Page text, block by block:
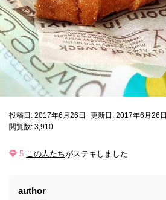
投稿日: 2017年6月26日
更新日: 2017年6月26日
閲覧数: 3,910
5 この人たちがステキしました
author